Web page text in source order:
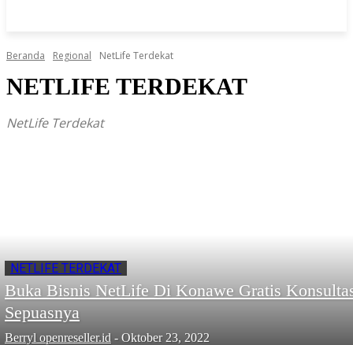
Beranda Regional NetLife Terdekat
NETLIFE TERDEKAT
NetLife Terdekat
NETLIFE TERDEKAT
Buka Bisnis NetLife Di Konawe Gratis
Sepuasnya
Berryl openreseller.id - Oktober 23, 2022